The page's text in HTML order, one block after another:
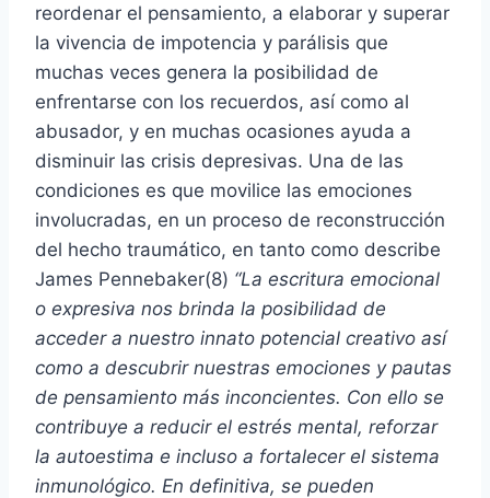
reordenar el pensamiento, a elaborar y superar
la vivencia de impotencia y parálisis que
muchas veces genera la posibilidad de
enfrentarse con los recuerdos, así como al
abusador, y en muchas ocasiones ayuda a
disminuir las crisis depresivas. Una de las
condiciones es que movilice las emociones
involucradas, en un proceso de reconstrucción
del hecho traumático, en tanto como describe
James Pennebaker(8) “La escritura emocional
o expresiva nos brinda la posibilidad de
acceder a nuestro innato potencial creativo así
como a descubrir nuestras emociones y pautas
de pensamiento más inconcientes. Con ello se
contribuye a reducir el estrés mental, reforzar
la autoestima e incluso a fortalecer el sistema
inmunológico. En definitiva, se pueden